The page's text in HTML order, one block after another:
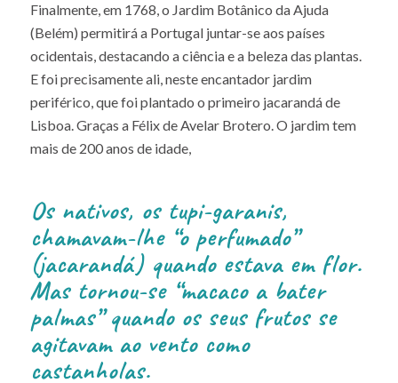
Finalmente, em 1768, o Jardim Botânico da Ajuda
(Belém) permitirá a Portugal juntar-se aos países
ocidentais, destacando a ciência e a beleza das plantas.
E foi precisamente ali, neste encantador jardim
periférico, que foi plantado o primeiro jacarandá de
Lisboa. Graças a Félix de Avelar Brotero. O jardim tem
mais de 200 anos de idade,
Os nativos, os tupi-garanis,
chamavam-lhe “o perfumado”
(jacarandá) quando estava em flor.
Mas tornou-se “macaco a bater
palmas” quando os seus frutos se
agitavam ao vento como
castanholas.